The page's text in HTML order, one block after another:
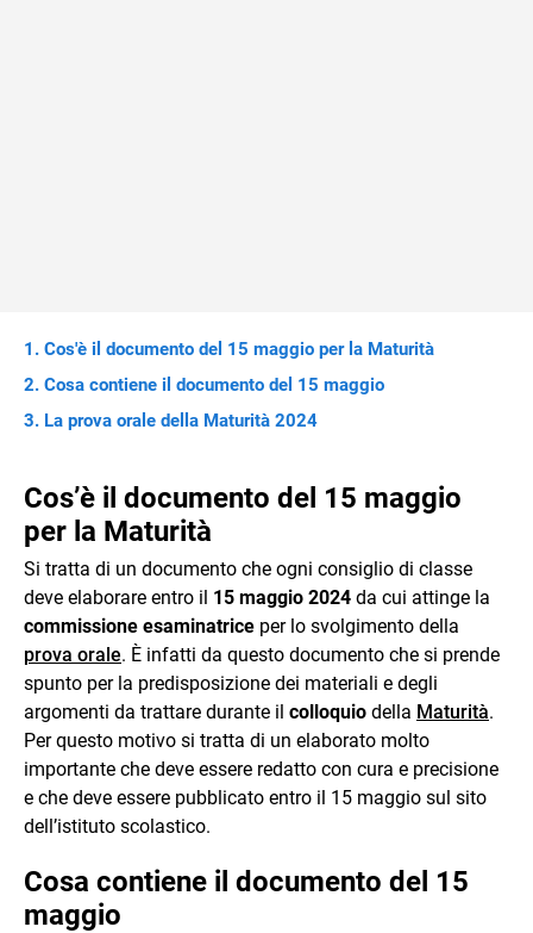
Cos'è il documento del 15 maggio per la Maturità
Cosa contiene il documento del 15 maggio
La prova orale della Maturità 2024
Cos’è il documento del 15 maggio
per la Maturità
Si tratta di un documento che ogni consiglio di classe
deve elaborare entro il 15 maggio 2024 da cui attinge la
commissione esaminatrice per lo svolgimento della
prova orale. È infatti da questo documento che si prende
spunto per la predisposizione dei materiali e degli
argomenti da trattare durante il colloquio della Maturità.
Per questo motivo si tratta di un elaborato molto
importante che deve essere redatto con cura e precisione
e che deve essere pubblicato entro il 15 maggio sul sito
dell’istituto scolastico.
Cosa contiene il documento del 15
maggio